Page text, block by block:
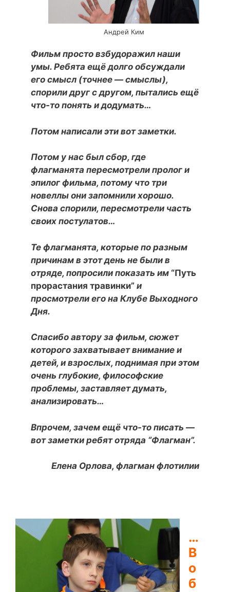
Андрей Ким
Фильм просто взбудоражил наши
умы. Ребята ещё долго обсуждали
его смысл (точнее — смыслы),
спорили друг с другом, пытались ещё
что-то понять и додумать…
Потом написали эти вот заметки.
Потом у нас был сбор, где
флагманята пересмотрели пролог и
эпилог фильма, потому что три
новеллы они запомнили хорошо.
Снова спорили, пересмотрели часть
своих постулатов…
Те флагманята, которые по разным
причинам в этот день не были в
отряде, попросили показать им “Путь
прорастания травинки” и
просмотрели его на Клубе Выходного
Дня.
Спасибо автору за фильм, сюжет
которого захватывает внимание и
детей, и взрослых, поднимая при этом
очень глубокие, философские
проблемы, заставляет думать,
анализировать…
Впрочем, зачем ещё что-то писать —
вот заметки ребят отряда “Флагман”.
Елена Орлова, флагман флотилии
…
В
о
б